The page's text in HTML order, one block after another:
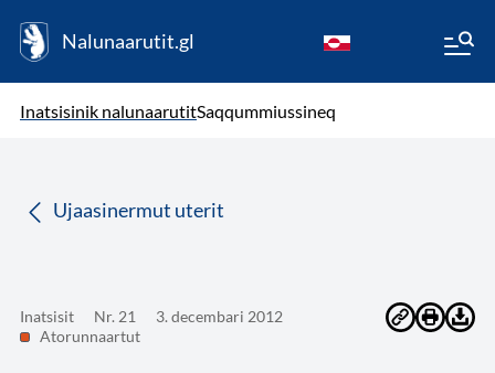
Nalunaarutit.gl
Inatsisinik nalunaarutitSaqqummiussineq
Ujaasinermut uterit
Inatsisit Nr. 21
3. decembari 2012
Atorunnaartut